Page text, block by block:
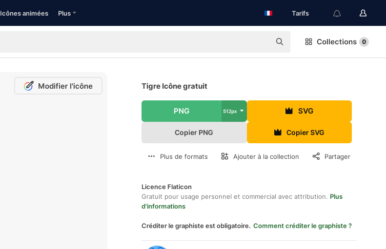
Icônes animées Plus Tarifs
Collections 0
Modifier l'icône Tigre Icône gratuit
PNG 512px SVG
Copier PNG Copier SVG
Plus de formats Ajouter à la collection Partager
Licence Flaticon
Gratuit pour usage personnel et commercial avec attribution. Plus
d'informations
Créditer le graphiste est obligatoire. Comment créditer le graphiste ?